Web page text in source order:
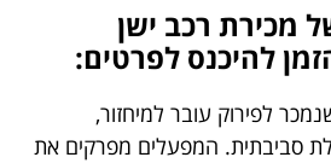
מכירת רכב ישן
להיכנס לפרטים:
לפירוק עובר למיחזור,
סביבתית. המפעלים מפרקים את